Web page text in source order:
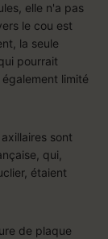
elle n'a pas
le cou est
la seule
pourrait
limité
sont
qui,
étaient
de plaque